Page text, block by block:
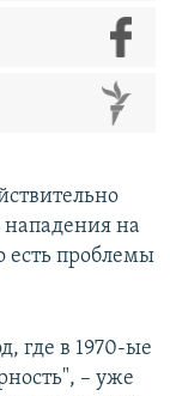
на
есть проблемы
где в 1970-ые
– уже